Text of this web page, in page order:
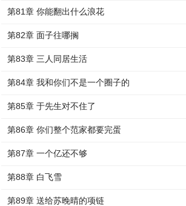
第81章 你能翻出什么浪花
第82章 面子往哪搁
第83章 三人同居生活
第84章 我和你们不是一个圈子的
第85章 于先生对不住了
第86章 你们整个范家都要完蛋
第87章 一个亿还不够
第88章 白飞雪
第89章 送给苏晚晴的项链